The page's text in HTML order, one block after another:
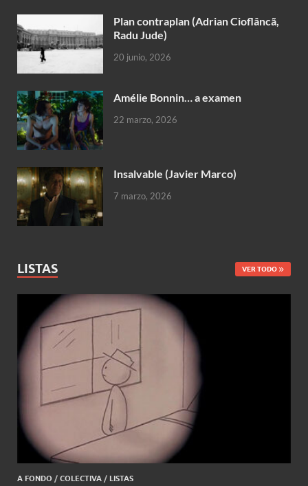
Plan contraplan (Adrian Cioflâncã,
Radu Jude)
20 junio, 2026
Amélie Bonnin… a examen
22 marzo, 2026
Insalvable (Javier Marco)
7 marzo, 2026
LISTAS VER TODO
A FONDO / COLECTIVA / LISTAS